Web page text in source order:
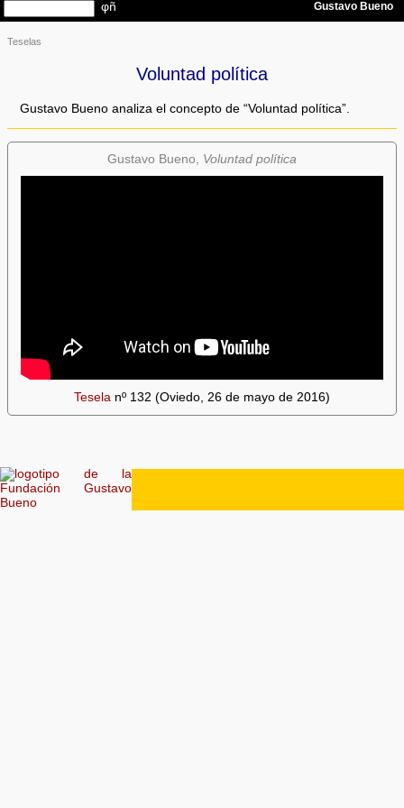
Teselas
Voluntad política
Gustavo Bueno analiza el concepto de “Voluntad política”.
Gustavo Bueno, Voluntad política
Tesela nº 132 (Oviedo, 26 de mayo de 2016)